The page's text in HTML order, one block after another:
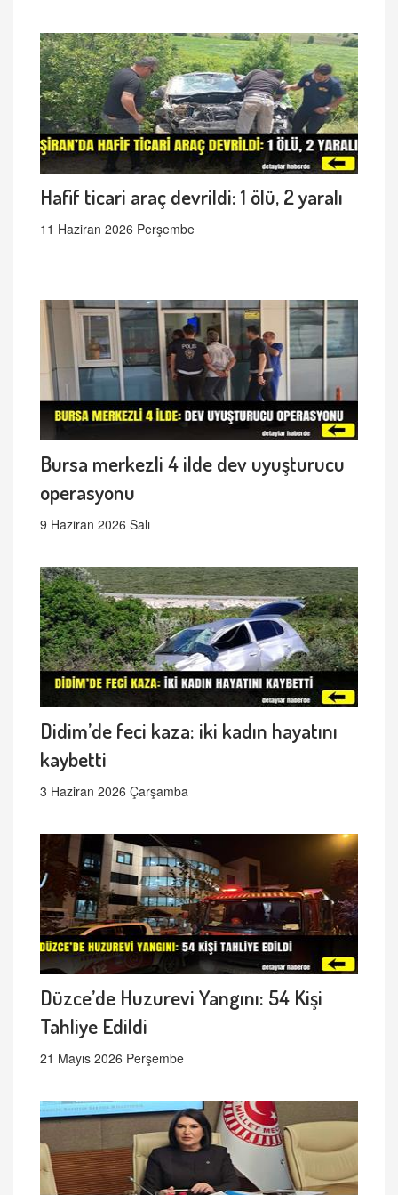
Hafif ticari araç devrildi: 1 ölü, 2 yaralı
11 Haziran 2026 Perşembe
Bursa merkezli 4 ilde dev uyuşturucu
operasyonu
9 Haziran 2026 Salı
Didim’de feci kaza: iki kadın hayatını
kaybetti
3 Haziran 2026 Çarşamba
Düzce’de Huzurevi Yangını: 54 Kişi
Tahliye Edildi
21 Mayıs 2026 Perşembe